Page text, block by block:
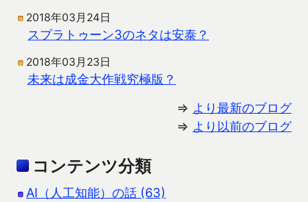
2018年03月24日
スプラトゥーン3のネタは安泰？
2018年03月23日
未来は成金大作戦究極版？
⇒ より最新のブログ
⇒ より以前のブログ
コンテンツ分類
AI（人工知能）の話 (63)